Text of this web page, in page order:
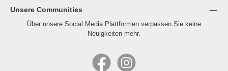
Unsere Communities
Über unsere Social Media Plattformen verpassen Sie keine
Neuigkeiten mehr.
FacebookInstagram